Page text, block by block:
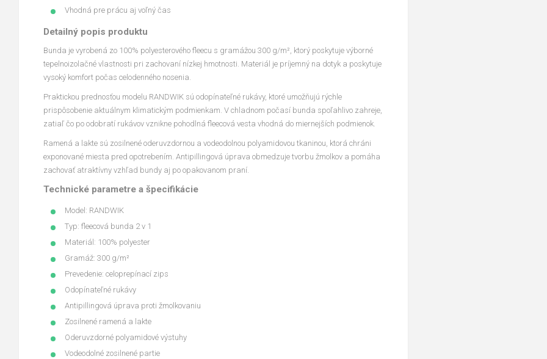
Vhodná pre prácu aj voľný čas
Detailný popis produktu
Bunda je vyrobená zo 100% polyesterového fleecu s gramážou 300 g/m², ktorý poskytuje výborné
tepelnoizolačné vlastnosti pri zachovaní nízkej hmotnosti. Materiál je príjemný na dotyk a poskytuje
vysoký komfort počas celodenného nosenia.
Praktickou prednosťou modelu RANDWIK sú odopínateľné rukávy, ktoré umožňujú rýchle
prispôsobenie aktuálnym klimatickým podmienkam. V chladnom počasí bunda spoľahlivo zahreje,
zatiaľ čo po odobratí rukávov vznikne pohodlná fleecová vesta vhodná do miernejších podmienok.
Ramená a lakte sú zosilnené oderuvzdornou a vodeodolnou polyamidovou tkaninou, ktorá chráni
exponované miesta pred opotrebením. Antipillingová úprava obmedzuje tvorbu žmolkov a pomáha
zachovať atraktívny vzhľad bundy aj po opakovanom praní.
Technické parametre a špecifikácie
Model: RANDWIK
Typ: fleecová bunda 2 v 1
Materiál: 100% polyester
Gramáž: 300 g/m²
Prevedenie: celoprepínací zips
Odopínateľné rukávy
Antipillingová úprava proti žmolkovaniu
Zosilnené ramená a lakte
Oderuvzdorné polyamidové výstuhy
Vodeodolné zosilnené partie